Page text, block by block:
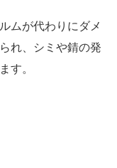
ムが代わりにダメ
れ、シミや錆の発
す。